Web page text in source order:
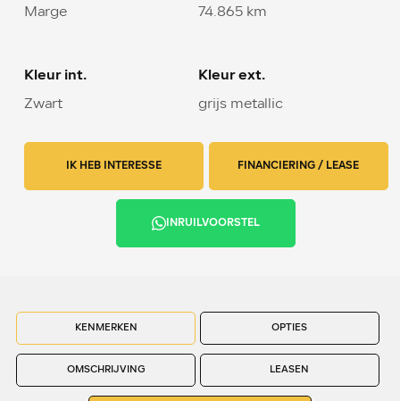
Marge
74.865 km
Kleur int.
Zwart
Kleur ext.
grijs metallic
IK HEB INTERESSE FINANCIERING / LEASE
INRUILVOORSTEL
KENMERKEN OPTIES
OMSCHRIJVING LEASEN